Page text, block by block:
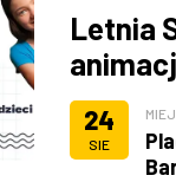
Letnia
24
SIE